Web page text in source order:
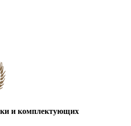
и комплектующих